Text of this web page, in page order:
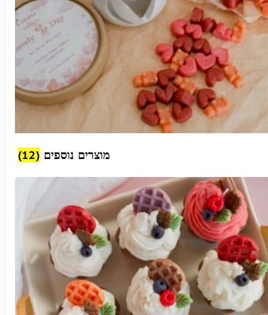
מוצרים נוספים (12)